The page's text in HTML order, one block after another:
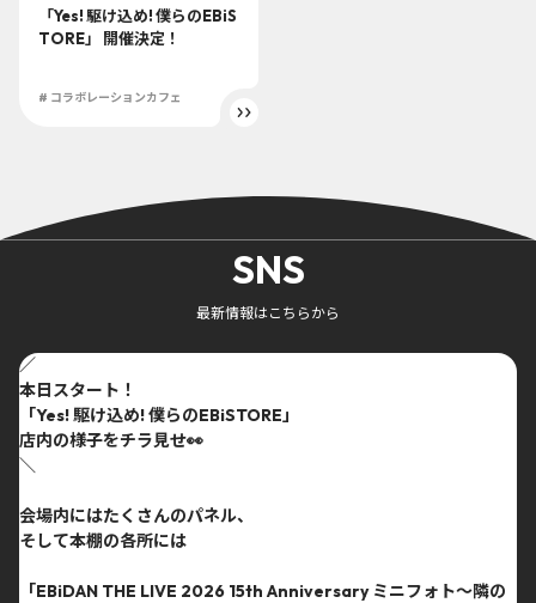
「Yes! 駆け込め! 僕らのEBiS
TORE」 開催決定！
# コラボレーションカフェ
SNS
最新情報はこちらから
／
本日スタート！
「Yes! 駆け込め! 僕らのEBiSTORE」
店内の様子をチラ見せ👀
＼
会場内にはたくさんのパネル、
そして本棚の各所には
「EBiDAN THE LIVE 2026 15th Anniversary ミニフォト〜隣の